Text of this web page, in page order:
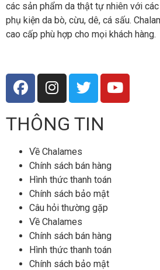
các sản phẩm da thật tự nhiên với
phụ kiện da bò, cừu, dê, cá sấu.
cao cấp phù hợp cho mọi khách hàng.
THÔNG TIN
Về Chalames
Chính sách bán hàng
Hình thức thanh toán
Chính sách bảo mật
Câu hỏi thường gặp
Về Chalames
Chính sách bán hàng
Hình thức thanh toán
Chính sách bảo mật